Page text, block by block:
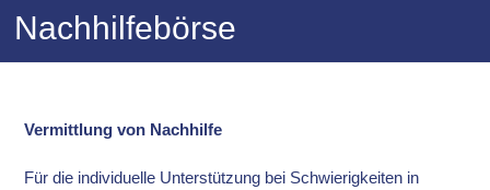
Nachhilfebörse
Vermittlung von Nachhilfe
Für die individuelle Unterstützung bei Schwierigkeiten in